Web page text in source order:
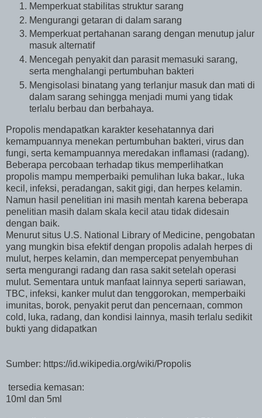
Memperkuat stabilitas struktur sarang
Mengurangi getaran di dalam sarang
Memperkuat pertahanan sarang dengan menutup jalur
masuk alternatif
Mencegah penyakit dan parasit memasuki sarang,
serta menghalangi pertumbuhan bakteri
Mengisolasi binatang yang terlanjur masuk dan mati di
dalam sarang sehingga menjadi mumi yang tidak
terlalu berbau dan berbahaya.
Propolis mendapatkan karakter kesehatannya dari
kemampuannya menekan pertumbuhan bakteri, virus dan
fungi, serta kemampuannya meredakan inflamasi (radang).
Beberapa percobaan terhadap tikus memperlihatkan
propolis mampu memperbaiki pemulihan luka bakar., luka
kecil, infeksi, peradangan, sakit gigi, dan herpes kelamin.
Namun hasil penelitian ini masih mentah karena beberapa
penelitian masih dalam skala kecil atau tidak didesain
dengan baik.
Menurut situs U.S. National Library of Medicine, pengobatan
yang mungkin bisa efektif dengan propolis adalah herpes di
mulut, herpes kelamin, dan mempercepat penyembuhan
serta mengurangi radang dan rasa sakit setelah operasi
mulut. Sementara untuk manfaat lainnya seperti sariawan,
TBC, infeksi, kanker mulut dan tenggorokan, memperbaiki
imunitas, borok, penyakit perut dan pencernaan, common
cold, luka, radang, dan kondisi lainnya, masih terlalu sedikit
bukti yang didapatkan
Sumber: https://id.wikipedia.org/wiki/Propolis
tersedia kemasan:
10ml dan 5ml